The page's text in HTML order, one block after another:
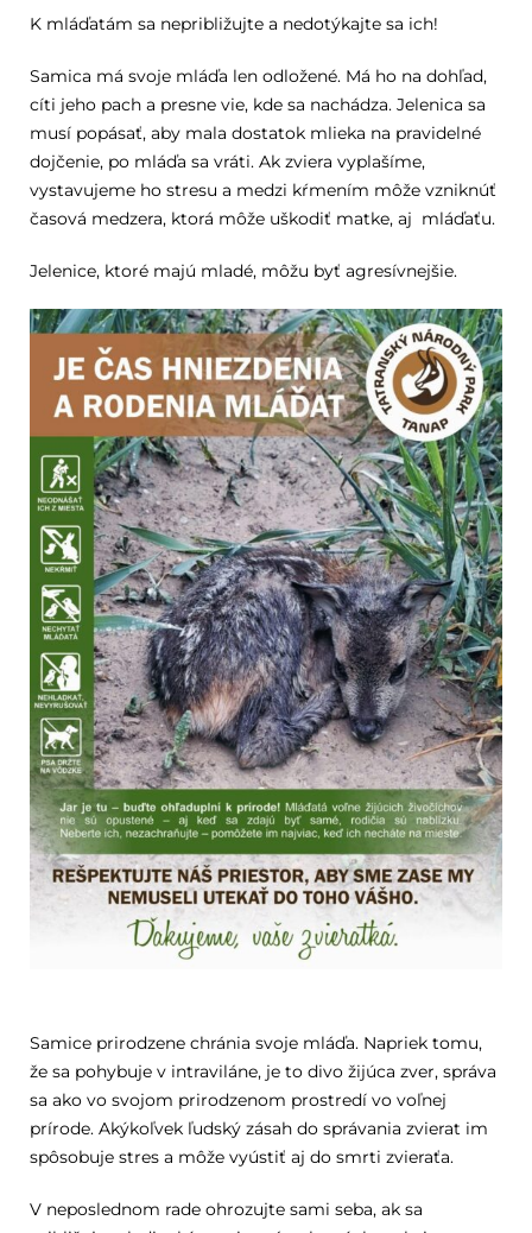
K mláďatám sa nepribližujte a nedotýkajte sa ich!
Samica má svoje mláďa len odložené. Má ho na dohľad,
cíti jeho pach a presne vie, kde sa nachádza. Jelenica sa
musí popásať, aby mala dostatok mlieka na pravidelné
dojčenie, po mláďa sa vráti. Ak zviera vyplašíme,
vystavujeme ho stresu a medzi kŕmením môže vzniknúť
časová medzera, ktorá môže uškodiť matke, aj mláďaťu.
Jelenice, ktoré majú mladé, môžu byť agresívnejšie.
Samice prirodzene chránia svoje mláďa. Napriek tomu,
že sa pohybuje v intraviláne, je to divo žijúca zver, správa
sa ako vo svojom prirodzenom prostredí vo voľnej
prírode. Akýkoľvek ľudský zásah do správania zvierat im
spôsobuje stres a môže vyústiť aj do smrti zvieraťa.
V neposlednom rade ohrozujte sami seba, ak sa